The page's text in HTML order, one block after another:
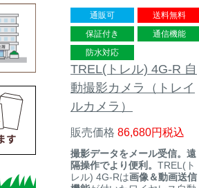
通販可
送料無料
保証付き
通信機能
防水対応
TREL(トレル) 4G-R 自
動撮影カメラ（トレイ
ルカメラ）
販売価格 86,680 税込
撮影データをメール受信。遠
隔操作でより便利。 TREL(ト
レル) 4G-Rは画像＆動画送信